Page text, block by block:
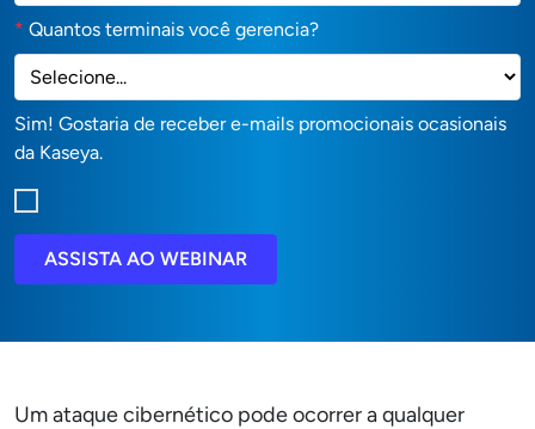
* Quantos terminais você gerencia?
Sim! Gostaria de receber e-mails promocionais ocasionais
da Kaseya.
ASSISTA AO WEBINAR
Um ataque cibernético pode ocorrer a qualquer